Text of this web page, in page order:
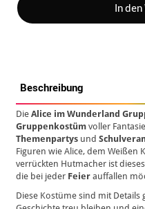
In
Beschreibung
DieAlice im Wunderland
Gruppenkostüm voller
Themenpartys und
Figuren wie Alice, dem Weißen
verrückten Hutmacher ist
die bei jeder Feier auffallen
Diese Kostüme sind mit Details